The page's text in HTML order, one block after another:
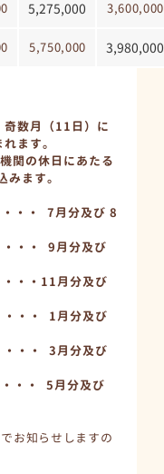
5,275,000 3,600,000
5,750,000 3,980,000
数月（11日）に
ます。
関の休日にあたる
ます。
・・ 7月分及び 8
・・ 9月分及び
・・11月分及び
・・ 1月分及び
・・ 3月分及び
・・ 5月分及び
お知らせしますの